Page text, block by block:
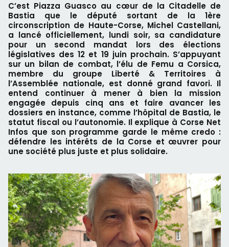
C’est Piazza Guasco au cœur de la Citadelle de
Bastia que le député sortant de la 1ère
circonscription de Haute-Corse, Michel Castellani,
a lancé officiellement, lundi soir, sa candidature
pour un second mandat lors des élections
législatives des 12 et 19 juin prochain. S’appuyant
sur un bilan de combat, l’élu de Femu a Corsica,
membre du groupe Liberté & Territoires à
l’Assemblée nationale, est donné grand favori. Il
entend continuer à mener à bien la mission
engagée depuis cinq ans et faire avancer les
dossiers en instance, comme l’hôpital de Bastia, le
statut fiscal ou l’autonomie. Il explique à Corse Net
Infos que son programme garde le même credo :
défendre les intérêts de la Corse et œuvrer pour
une société plus juste et plus solidaire.